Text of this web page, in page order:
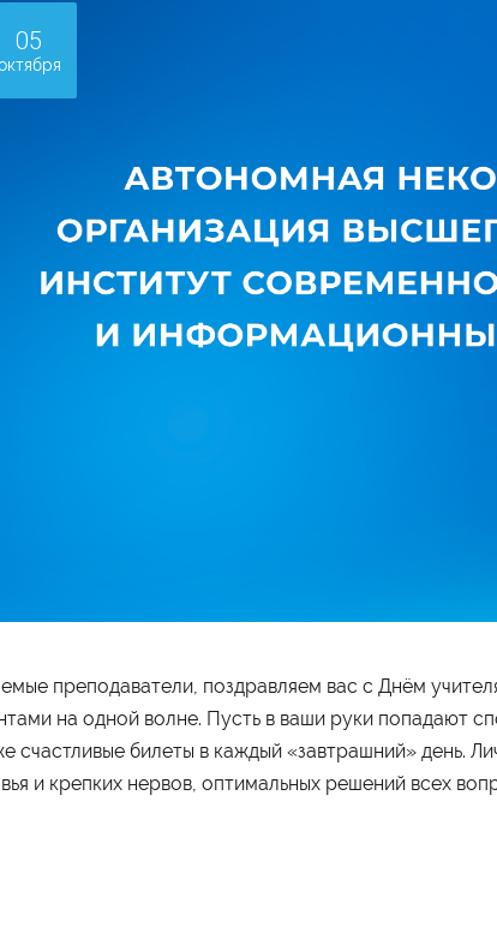
обучения Абитуриенту
Приёмная комиссия
05
преподаватели, поздравляем вас с Днём
на одной волне. Пусть в ваши руки попадают
счастливые билеты в каждый «завтрашний» день.
и крепких нервов, оптимальных решений всех